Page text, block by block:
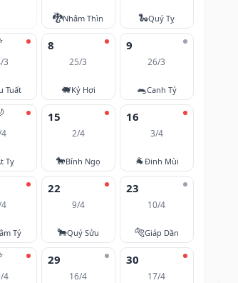
🐉Nhâm Thìn 🐍Quý Tỵ
3
Tuất
8
25/3
🐖Kỷ Hợi
9
26/3
🐀Canh Tý
Tỵ
15
2/4
🐎Bính Ngọ
16
3/4
🐐Đinh Mùi
Tý
22
9/4
🐂Quý Sửu
23
10/4
🐅Giáp Dần
4
29
16/4
30
17/4